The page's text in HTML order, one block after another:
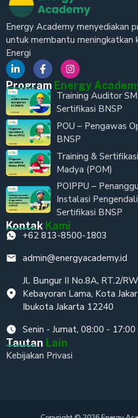
Energy Academy menyediakan
untuk membantu meningkatkan
Energi
Program Energy
Training Auditor
Sertifikasi BNSP
POU – Pengawas
BNSP
Training &
Madya (POM)
POIPPU –
Instalasi
Sertifikasi BNSP
Kontak Kami
+62 813-8500-1803
admin@energyacademy.id
Jl. Bungur II No.8A, RT.2/
Kebayoran Lama, Kota
Ibukota Jakarta 12240
Senin - Jumat, 08:00 -
Tautan Lain
Kebijakan Privasi